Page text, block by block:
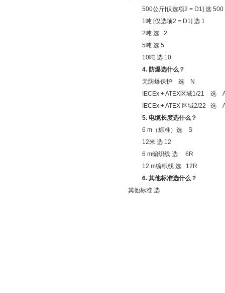
500公斤[仅选项2 = D1] 选 500
1吨 [仅选项2 = D1] 选 1
2吨 选 2
5吨 选 5
10吨 选 10
4. 防爆选什么？
无防爆保护 选 N
IECEx + ATEX区域1/21 选
IECEx + ATEX 区域2/22 选
5. 电缆长度选什么？
6 m （标准）选 S
12米 选 12
6 m编织线 选 6R
12 m编织线 选 12R
6. 其他标准选什么？
其他标准 选